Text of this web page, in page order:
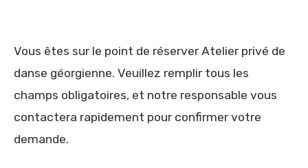
Vous êtes sur le point de réserver Atelier privé de
danse géorgienne. Veuillez remplir tous les
champs obligatoires, et notre responsable vous
contactera rapidement pour confirmer votre
demande.